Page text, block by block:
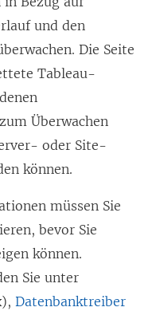
und den
Die Seite
Tableau-
Überwachen
oder Site-
können.
müssen Sie
bevor Sie
können.
Sie unter
Datenbanktreiber(